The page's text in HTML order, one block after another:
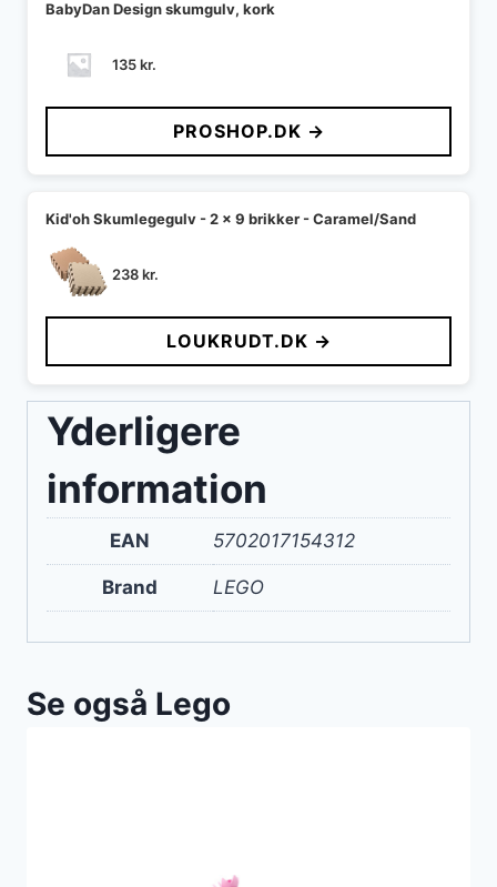
BabyDan Design skumgulv, kork
135kr.
PROSHOP.DK →
Kid'oh Skumlegegulv - 2 x 9 brikker - Caramel/Sand
238kr.
LOUKRUDT.DK →
Yderligere
information
EAN 5702017154312
Brand LEGO
Se også Lego